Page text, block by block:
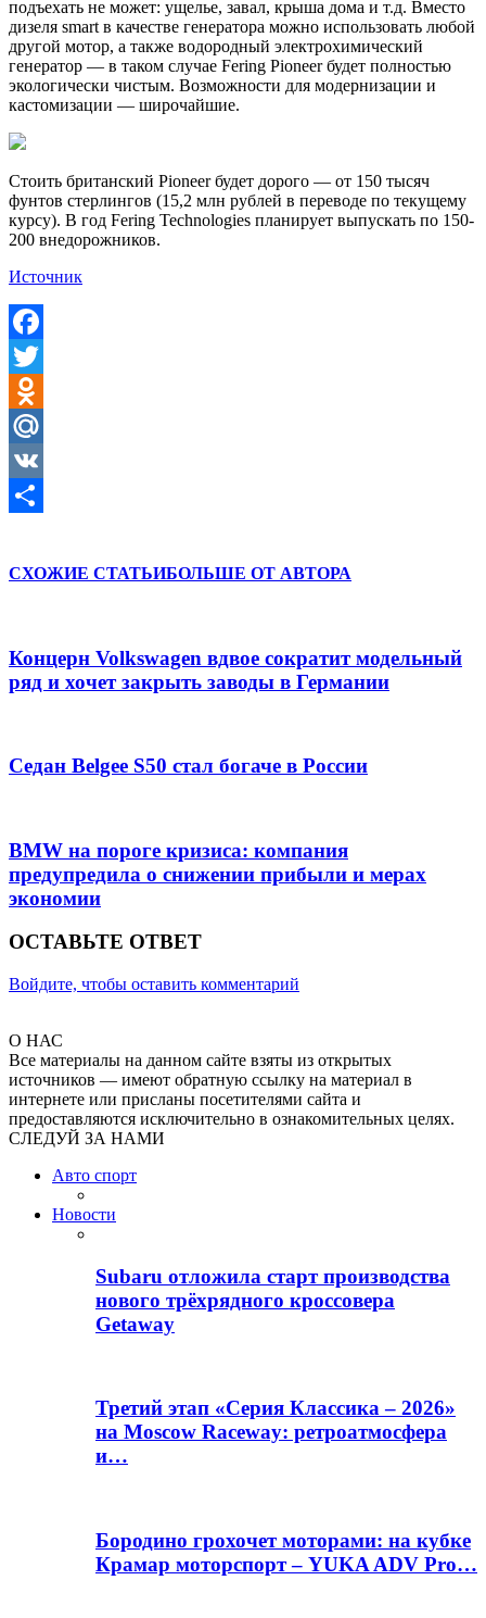
подъехать не может: ущелье, завал, крыша дома и т.д. Вместо
дизеля smart в качестве генератора можно использовать любой
другой мотор, а также водородный электрохимический
генератор — в таком случае Fering Pioneer будет полностью
экологически чистым. Возможности для модернизации и
кастомизации — широчайшие.
Стоить британский Pioneer будет дорого — от 150 тысяч
фунтов стерлингов (15,2 млн рублей в переводе по текущему
курсу). В год Fering Technologies планирует выпускать по 150-
200 внедорожников.
Источник
Facebook
Twitter
Odnoklassniki
Mail.Ru
VK
СХОЖИЕ СТАТЬИБОЛЬШЕ ОТ АВТОРА
Концерн Volkswagen вдвое сократит модельный
ряд и хочет закрыть заводы в Германии
Седан Belgee S50 стал богаче в России
BMW на пороге кризиса: компания
предупредила о снижении прибыли и мерах
экономии
ОСТАВЬТЕ ОТВЕТ
Войдите, чтобы оставить комментарий
О НАС
Все материалы на данном сайте взяты из открытых
источников — имеют обратную ссылку на материал в
интернете или присланы посетителями сайта и
предоставляются исключительно в ознакомительных целях.
СЛЕДУЙ ЗА НАМИ
Авто спорт
Новости
Subaru отложила старт производства
нового трёхрядного кроссовера
Getaway
Третий этап «Серия Классика – 2026»
на Moscow Raceway: ретроатмосфера
и…
Бородино грохочет моторами: на кубке
Крамар моторспорт – YUKA ADV Pro…